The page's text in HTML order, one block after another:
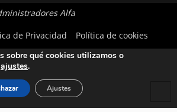
Alfa
de Privacidad Política de cookies
ofrecerte la mejor experiencia en
sobre qué cookies utilizamos o
ajustes.
Ajustes